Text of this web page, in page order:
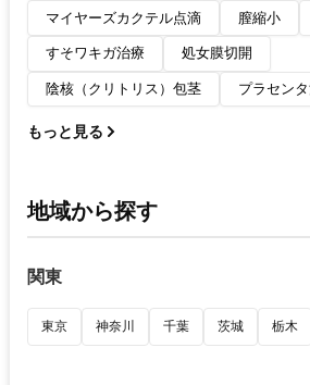
マイヤーズカクテル点滴 膣縮小
すそワキガ治療 処女膜切開
陰核（クリトリス）包茎 プラセン
もっと見る
地域から探す
関東
東京 神奈川 千葉 茨城 栃木